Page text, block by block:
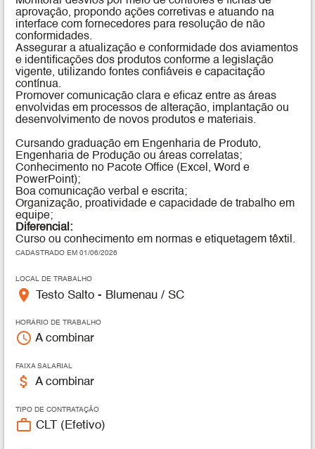
aprovação, propondo ações corretivas e atuando na
interface com fornecedores para resolução de não
conformidades.
Assegurar a atualização e conformidade dos aviamentos
e identificações dos produtos conforme a legislação
vigente, utilizando fontes confiáveis e capacitação
contínua.
Promover comunicação clara e eficaz entre as áreas
envolvidas em processos de alteração, implantação ou
desenvolvimento de novos produtos e materiais.
Cursando graduação em Engenharia de Produto,
Engenharia de Produção ou áreas correlatas;
Conhecimento no Pacote Office (Excel, Word e
PowerPoint);
Boa comunicação verbal e escrita;
Organização, proatividade e capacidade de trabalho em
equipe;
Diferencial:
Curso ou conhecimento em normas e etiquetagem têxtil.
CADASTRADO EM 01/06/2026
LOCAL DE TRABALHO
place Testo Salto - Blumenau / SC
HORÁRIO DE TRABALHO
access_time A combinar
FAIXA SALARIAL
attach_money A combinar
TIPO DE CONTRATAÇÃO
work_outline CLT (Efetivo)